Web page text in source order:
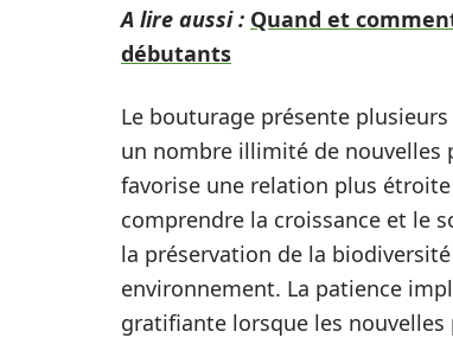
A lire aussi : Quand et
débutants
Le bouturage présente
un nombre illimité de nouvelles
favorise une relation plus
comprendre la croissance et le
la préservation de la
environnement. La patience
gratifiante lorsque les